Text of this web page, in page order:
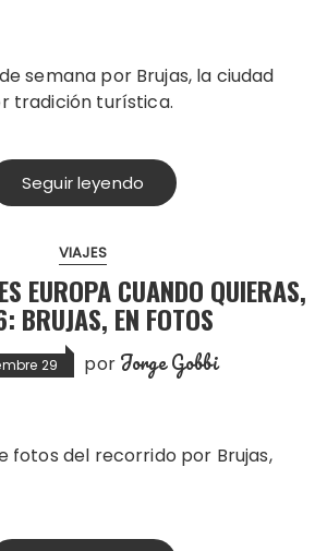
tradición turística.
Seguir leyendo
VIAJES
EUROPA CUANDO QUIERAS,
BRUJAS, EN FOTOS
29 por Jorge Gobbi